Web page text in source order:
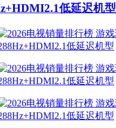
低延迟机型